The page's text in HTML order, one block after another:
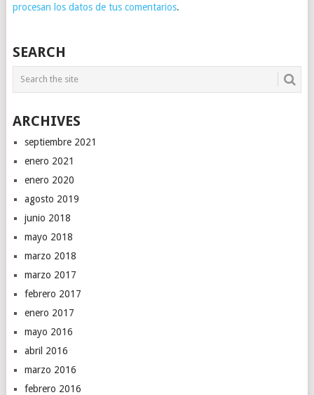
procesan los datos de tus comentarios.
SEARCH
ARCHIVES
septiembre 2021
enero 2021
enero 2020
agosto 2019
junio 2018
mayo 2018
marzo 2018
marzo 2017
febrero 2017
enero 2017
mayo 2016
abril 2016
marzo 2016
febrero 2016